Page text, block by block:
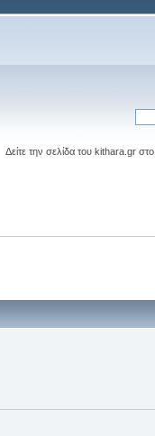
Δείτε την σελίδα του kithara.gr στο